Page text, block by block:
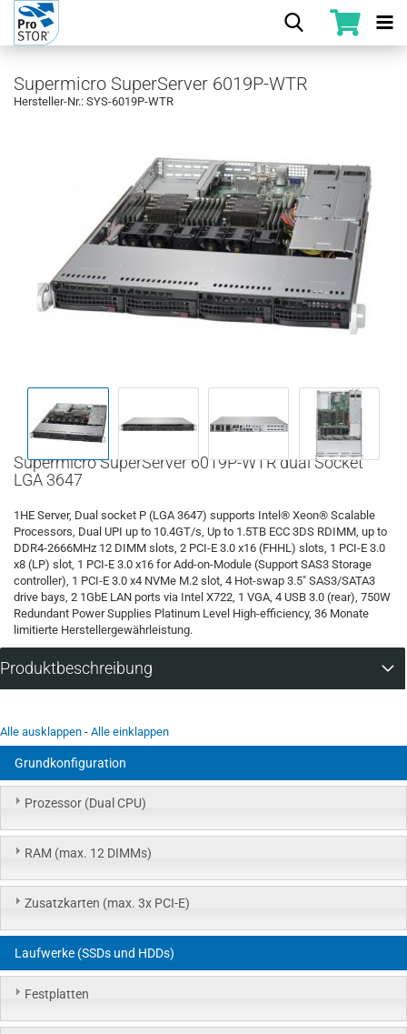
Supermicro SuperServer 6019P-WTR
Hersteller-Nr.: SYS-6019P-WTR
Supermicro SuperServer 6019P-WTR dual Socket
LGA 3647
1HE Server, Dual socket P (LGA 3647) supports Intel® Xeon® Scalable
Processors, Dual UPI up to 10.4GT/s, Up to 1.5TB ECC 3DS RDIMM, up to
DDR4-2666MHz 12 DIMM slots, 2 PCI-E 3.0 x16 (FHHL) slots, 1 PCI-E 3.0
x8 (LP) slot, 1 PCI-E 3.0 x16 for Add-on-Module (Support SAS3 Storage
controller), 1 PCI-E 3.0 x4 NVMe M.2 slot, 4 Hot-swap 3.5" SAS3/SATA3
drive bays, 2 1GbE LAN ports via Intel X722, 1 VGA, 4 USB 3.0 (rear), 750W
Redundant Power Supplies Platinum Level High-efficiency, 36 Monate
limitierte Herstellergewährleistung.
Produktbeschreibung
Alle ausklappen - Alle einklappen
Grundkonfiguration
Prozessor (Dual CPU)
RAM (max. 12 DIMMs)
Zusatzkarten (max. 3x PCI-E)
Laufwerke (SSDs und HDDs)
Festplatten